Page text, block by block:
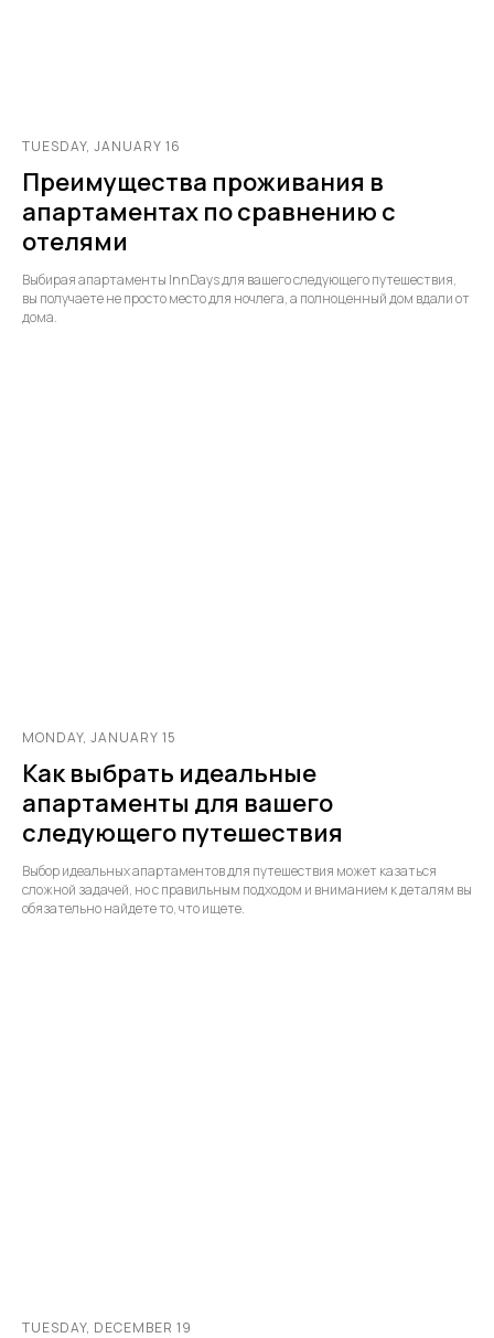
TUESDAY, JANUARY 16
Преимущества проживания в
апартаментах по сравнению с
отелями
Выбирая апартаменты InnDays для вашего следующего путешествия,
вы получаете не просто место для ночлега, а полноценный дом вдали от
дома.
MONDAY, JANUARY 15
Как выбрать идеальные
апартаменты для вашего
следующего путешествия
Выбор идеальных апартаментов для путешествия может казаться
сложной задачей, но с правильным подходом и вниманием к деталям вы
обязательно найдете то, что ищете.
TUESDAY, DECEMBER 19